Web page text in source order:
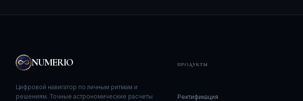
NUMERIO
Цифровой навигатор по личным ритмам и
решениям. Точные астрономические расчеты
ПРОДУКТЫ
Ректификация